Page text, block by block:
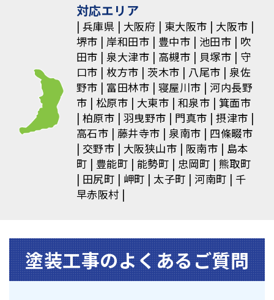
対応エリア
兵庫県 大阪府 東大阪市
大阪市
堺市
岸和田市 豊中市 池田市
吹
田市
泉大津市 高槻市 貝塚市
守
口市
枚方市 茨木市 八尾市
泉佐
野市
富田林市 寝屋川市
河内長野
市
松原市 大東市 和泉市 箕面市
柏原市 羽曳野市 門真市
摂津市
高石市
藤井寺市 泉南市
四條畷市
交野市
大阪狭山市 阪南市
島本
町
豊能町 能勢町 忠岡町 熊取町
田尻町
岬町 太子町 河南町
千
早赤阪村
塗装⼯事のよくあるご質問